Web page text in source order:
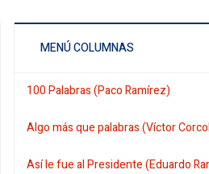
MENÚ COLUMNAS
100 Palabras (Paco Ramírez)
Algo más que palabras (Víctor
Así le fue al Presidente (Eduardo